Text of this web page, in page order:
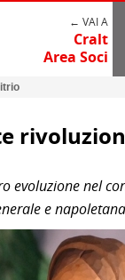
← VAI A
Cralt
Area Soci
evoluzione nel
e